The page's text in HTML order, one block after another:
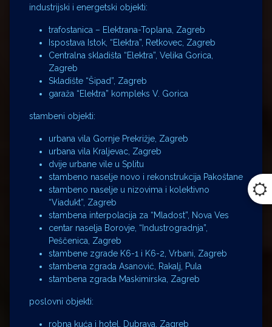
industrijski i energetski objekti:
trafostanica – Elektrana-Toplana, Zagreb
Ispostava Istok, “Elektra”, Retkovec, Zagreb
Centralna skladišta “Elektra”, Velika Gorica,
Zagreb
Skladište “Šipad”, Zagreb
garaža “Elektra” kompleks V. Gorica
stambeni objekti:
urbana vila Gornje Prekrižje, Zagreb
urbana vila Kraljevac, Zagreb
dvije urbane vile u Splitu
stambeno naselje novo i rekonstrukcija Pakoštane
stambeno naselje u nizovima i kolektivno
“Viadukt”, Zagreb
stambena interpolacija za “Mladost”, Nova Ves
centar naselja Borovje, “Industrogradnja”,
Peščenica, Zagreb
stambene zgrade K6-1 i K6-2, Vrbani, Zagreb
stambena zgrada Asanović, Rakalj, Pula
stambena zgrada Maskimirska, Zagreb
poslovni objekti:
robna kuća i hotel, Dubrava, Zagreb